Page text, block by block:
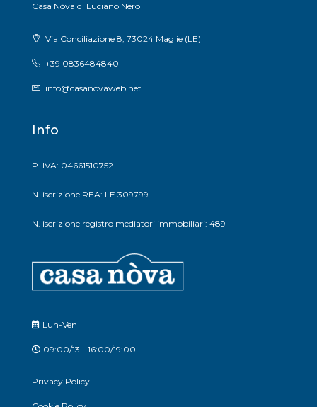
Casa Nòva di Luciano Nero
Via Conciliazione 8, 73024 Maglie (LE)
+39 0836484840
info@casanovaweb.net
Info
P. IVA: 04661510752
N. iscrizione REA: LE 309799
N. iscrizione registro mediatori immobiliari: 489
Lun-Ven
09:00/13 - 16:00/19:00
Privacy Policy